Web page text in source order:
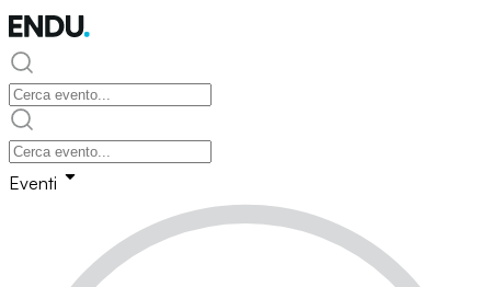
Eventi